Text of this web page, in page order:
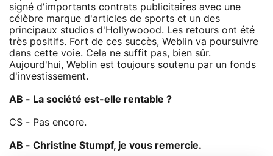
signé d'importants contrats publicitaires avec une
célèbre marque d'articles de sports et un des
principaux studios d'Hollywoood. Les retours ont été
très positifs. Fort de ces succès, Weblin va poursuivre
dans cette voie. Cela ne suffit pas, bien sûr.
Aujourd'hui, Weblin est toujours soutenu par un fonds
d'investissement.
AB - La société est-elle rentable ?
CS - Pas encore.
AB - Christine Stumpf, je vous remercie.